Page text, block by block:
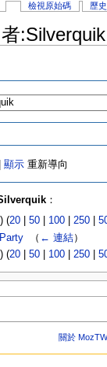
檢視原始碼 歷
顯示 重新導向
：
(20| 50| 100| 250|
‎ （ ← 連結）
(20| 50| 100| 250|
關於